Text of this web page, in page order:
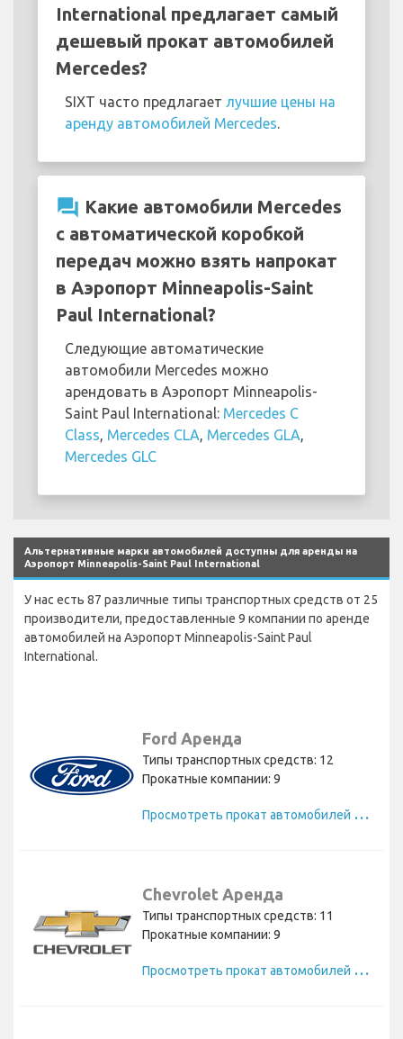
International предлагает самый
дешевый прокат автомобилей
Mercedes?
SIXT часто предлагает лучшие цены на
аренду автомобилей Mercedes
question_answer Какие автомобили Mercedes
с автоматической коробкой
передач можно взять напрокат
в Аэропорт Minneapolis-Saint
Paul International?
Следующие автоматические
автомобили Mercedes можно
арендовать в Аэропорт Minneapolis-
Saint Paul International: Mercedes C
Class Mercedes CLA Mercedes GLA
Mercedes GLC
Альтернативные марки автомобилей доступны для аренды на
Аэропорт Minneapolis-Saint Paul International
У нас есть 87 различные типы транспортных средств от 25
производители, предоставленные 9 компании по аренде
автомобилей на Аэропорт Minneapolis-Saint Paul
International.
Ford Аренда
Типы транспортных средств: 12
Прокатные компании: 9
П
росмотреть прокат автомобилей Ford
Chevrolet Аренда
Типы транспортных средств: 11
Прокатные компании: 9
П
росмотреть прокат автомобилей Chevrolet